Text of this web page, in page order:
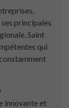
principales
Saint
qui
innovante et